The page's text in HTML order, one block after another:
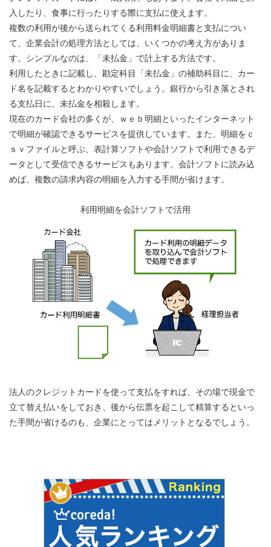
入したり、食事に行ったりする際に支払に使えます。
複数の利用が後から送られてくる利用料金明細書と支払につい
て、企業会計の処理方法としては、いくつかの考え方がありま
す。シンプルなのは、「未払金」で計上する方法です。
利用したときに記載し、勘定科目「未払金」の補助科目に、カー
ド名を記載するとわかりやすいでしょう。銀行から引き落とされ
る支払日に、未払金を相殺します。
現在のカード会社の多くが、ｗｅｂ明細といったインターネット
で明細が確認できるサービスを提供しています。また、明細をｃ
ｓｖファイルと呼ぶ、表計算ソフトや会計ソフトで利用できるデ
ータとして受信できるサービスもあります。会計ソフトに読み込
めば、複数の請求内容の明細を入力する手間が省けます。
利用明細を会計ソフトで活用
法人のクレジットカードを使って支払をすれば、その場で現金で
立て替え払いをしておき、後から伝票を起こして精算するといっ
た手間が省けるのも、企業にとってはメリットとなるでしょう。